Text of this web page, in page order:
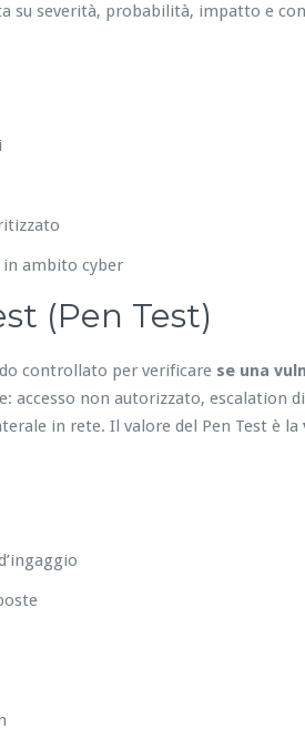
su severità, probabilità, impatto e
ambito cyber
(Pen Test)
controllato per verificare se una
accesso non autorizzato, escalation
in rete. Il valore del Pen Test è la